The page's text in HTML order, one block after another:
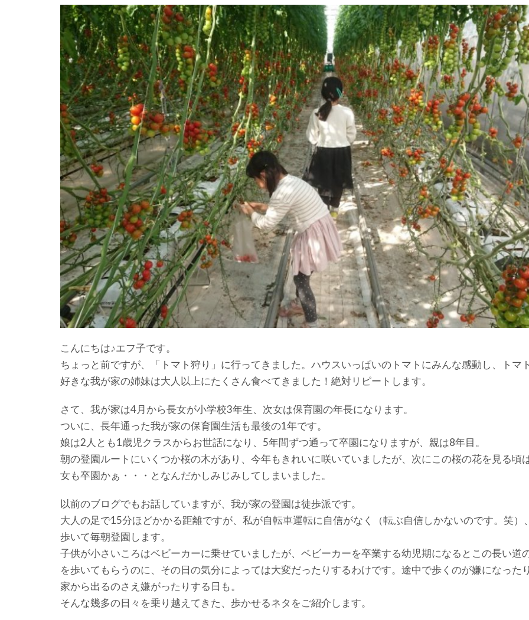
こんにちは♪エフ子です。
ちょっと前ですが、「トマト狩り」に行ってきました。ハウスいっぱいのトマトにみんな感動し、トマ
好きな我が家の姉妹は大人以上にたくさん食べてきました！絶対リピートします。
さて、我が家は4月から長女が小学校3年生、次女は保育園の年長になります。
ついに、長年通った我が家の保育園生活も最後の1年です。
娘は2人とも1歳児クラスからお世話になり、5年間ずつ通って卒園になりますが、親は8年目。
朝の登園ルートにいくつか桜の木があり、今年もきれいに咲いていましたが、次にこの桜の花を見る頃
女も卒園かぁ・・・となんだかしみじみしてしまいました。
以前のブログでもお話していますが、我が家の登園は徒歩派です。
大人の足で15分ほどかかる距離ですが、私が自転車運転に自信がなく（転ぶ自信しかないのです。笑）、
歩いて毎朝登園します。
子供が小さいころはベビーカーに乗せていましたが、ベビーカーを卒業する幼児期になるとこの長い道
を歩いてもらうのに、その日の気分によっては大変だったりするわけです。途中で歩くのが嫌になったり
家から出るのさえ嫌がったりする日も。
そんな幾多の日々を乗り越えてきた、歩かせるネタをご紹介します。